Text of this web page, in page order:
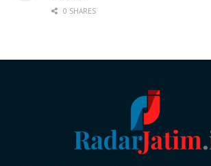
0 SHARES